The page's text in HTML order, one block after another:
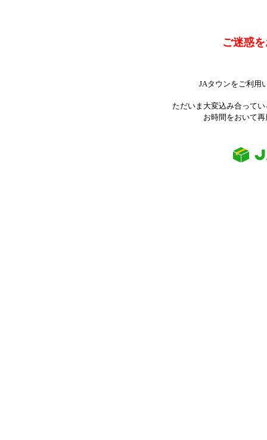
ご迷惑
JAタウンをご利用
ただいま大変込み合って
お時間をおいて